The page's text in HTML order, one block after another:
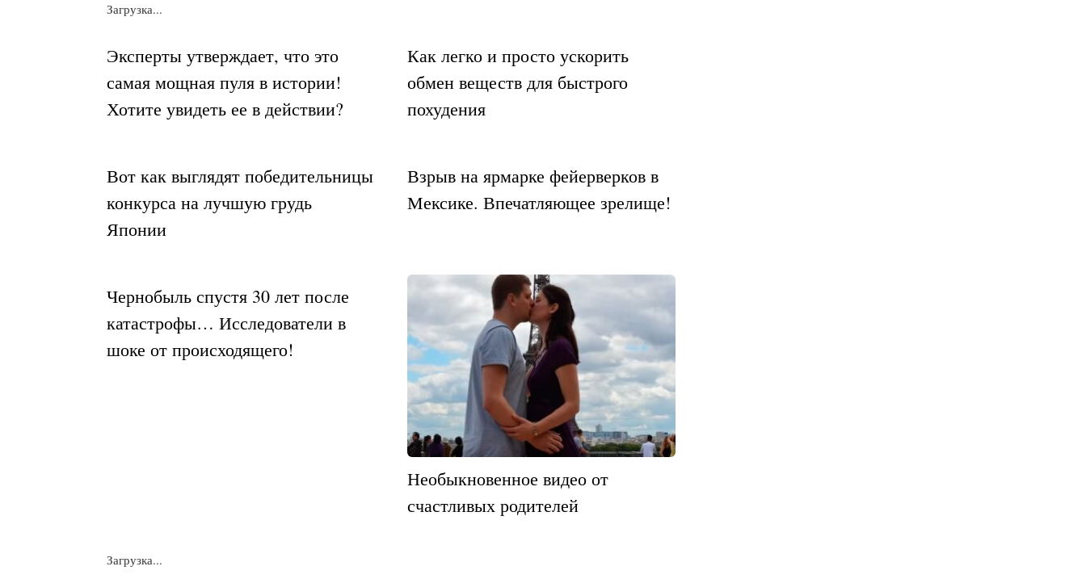
Загрузка...
Эксперты утверждает, что это
самая мощная пуля в истории!
Хотите увидеть ее в действии?
Как легко и просто ускорить
обмен веществ для быстрого
похудения
Вот как выглядят победительницы
конкурса на лучшую грудь
Японии
Взрыв на ярмарке фейерверков в
Мексике. Впечатляющее зрелище!
Чернобыль спустя 30 лет после
катастрофы… Исследователи в
шоке от происходящего!
Необыкновенное видео от
счастливых родителей
Загрузка...